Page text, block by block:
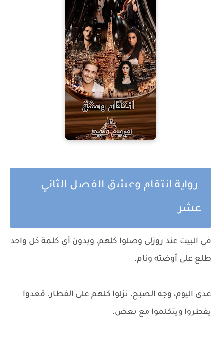
رواية انتقام وعشق الفصل الثاني
عشر
في البيت عند روزلى وصلوا كلهم، وبدون أي كلمة كل واحد
طلع على أوضته ونام.
عدى اليوم، وجه الصبح، نزلوا كلهم على الفطار. قعدوا
يفطروا ويتكلموا مع بعض.